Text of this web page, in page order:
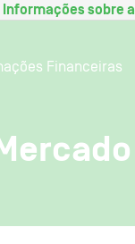
Informações sobre a
Financeiras